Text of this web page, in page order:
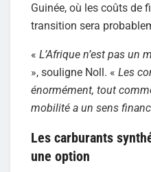
Guinée, où les coûts de
transition sera
« L’Afrique n’est pas un
», souligne Noll. « Les
énormément, tout
mobilité a un sens
Les carburants
une option